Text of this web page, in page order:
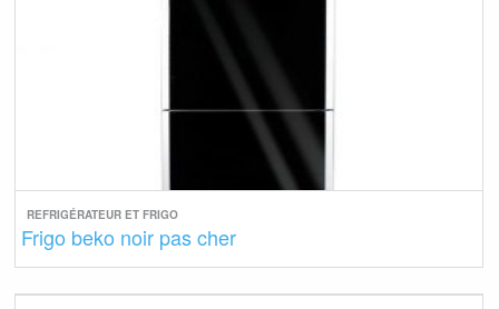
REFRIGÉRATEUR ET FRIGO
Frigo beko noir pas cher